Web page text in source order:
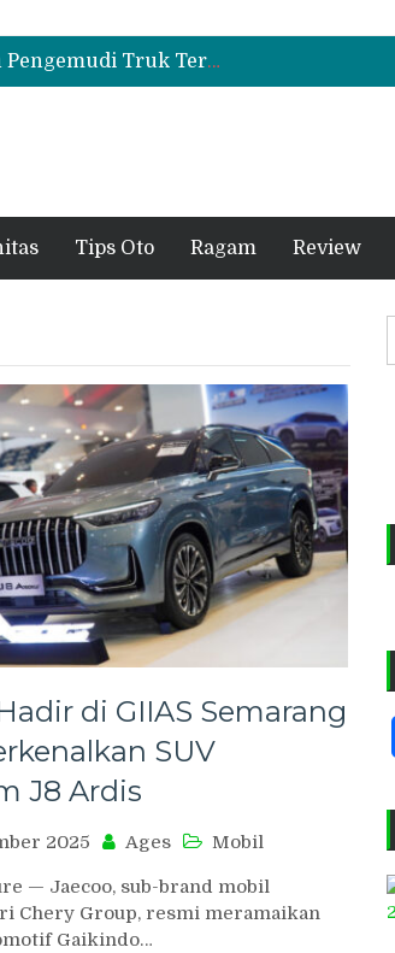
Hino Tingkatkan Keamanan Kendaraan Niaga dengan Standarisasi Karoseri
UD Trucks Extra Mile Challenge 2026 Lahirkan Pengemudi Truk Terbaik, Crisanto Melaju ke Jepang
Biaya Operasional Geely Starray EM-i Mulai Rp514 Ribu per Bulan, Jarak Tempuh Tembus 1.000 Km
Tips Oto Ragam Review
di GIIAS Semarang
SUV
J8 Ardis
2025 Ages Mobil
— Jaecoo, sub-brand mobil
Chery Group, resmi meramaikan
Gaikindo…